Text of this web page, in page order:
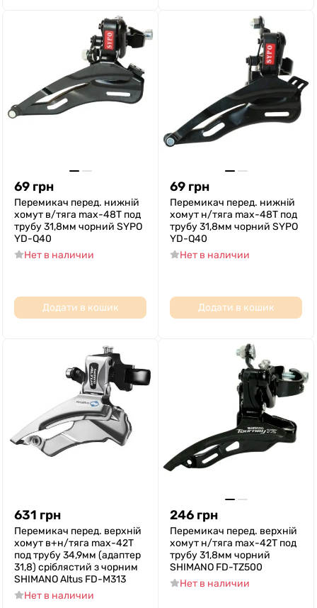
69 грн
Перемикач перед. нижній
хомут в/тяга max-48T под
трубу 31,8мм чорний SYPO
YD-Q40
Нет в наличии
Додати в кошик
69 грн
Перемикач перед. нижній
хомут н/тяга max-48T под
трубу 31,8мм чорний SYPO
YD-Q40
Нет в наличии
Додати в кошик
631 грн
Перемикач перед. верхній
хомут в+н/тяга max-42T
под трубу 34,9мм (адаптер
31,8) срiблястий з чорним
SHIMANO Altus FD-M313
Нет в наличии
246 грн
Перемикач перед. верхній
хомут н/тяга max-42T под
трубу 31,8мм чорний
SHIMANO FD-TZ500
Нет в наличии